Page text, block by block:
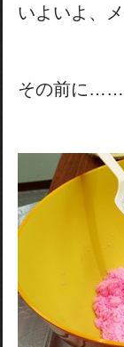
いよいよ、
その前に……